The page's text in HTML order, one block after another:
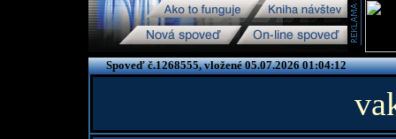
Spoveď č.1268555, vložené 05.07.2026 01:04:12